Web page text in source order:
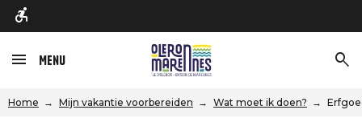
Menu
Home Mijn vakantie voorbereiden Wat moet ik doen?